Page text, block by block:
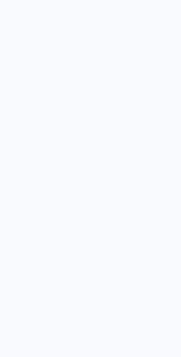
ク、勇者パーティーを追放され